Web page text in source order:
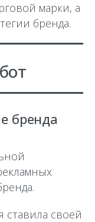
марки, а
бренда.
бренда
ставила своей